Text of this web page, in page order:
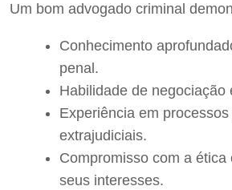
Um bom advogado criminal
Conhecimento
penal.
Habilidade de negociação
Experiência em
extrajudiciais.
Compromisso com a ética
seus interesses.